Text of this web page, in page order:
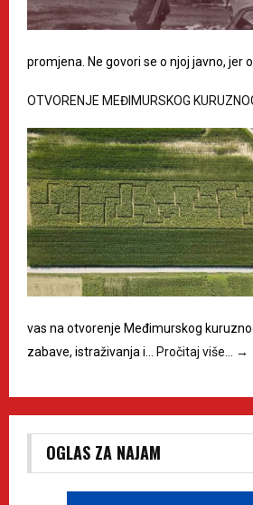
promjena. Ne govori se o njoj javno, jer
OTVORENJE MEĐIMURSKOG
vas na otvorenje Međimurskog
zabave, istraživanja i… Pročitaj više… →
OGLAS ZA NAJAM